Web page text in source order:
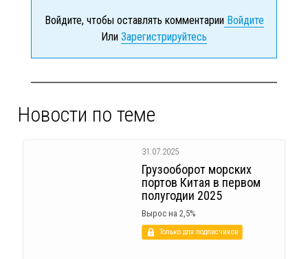
Войдите, чтобы оставлять комментарииВойдите
Или Зарегистрируйтесь
Новости по теме
31.07.2025
Грузооборот морских
портов Китая в первом
полугодии 2025
Вырос на 2,5%
Только для подписчиков